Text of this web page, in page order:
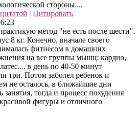
стороны....
| Цитировать
метод "не есть после шести".
8 кг. Конечно, вначале своего
фитнесом в домашних
на все группы мышц: кардио,
в день по 40-50 минут
три. Потом заболел ребенок и
не осталось, в ближайшие дни
тогда и процесс похудения
фигуры и отличного